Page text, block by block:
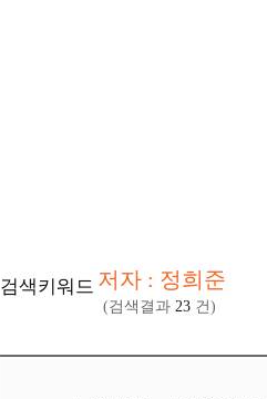
검색키워드 저자 : 정희준
(검색결과 23 건)